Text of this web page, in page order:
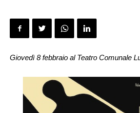
Giovedì 8 febbraio al Teatro Comunale